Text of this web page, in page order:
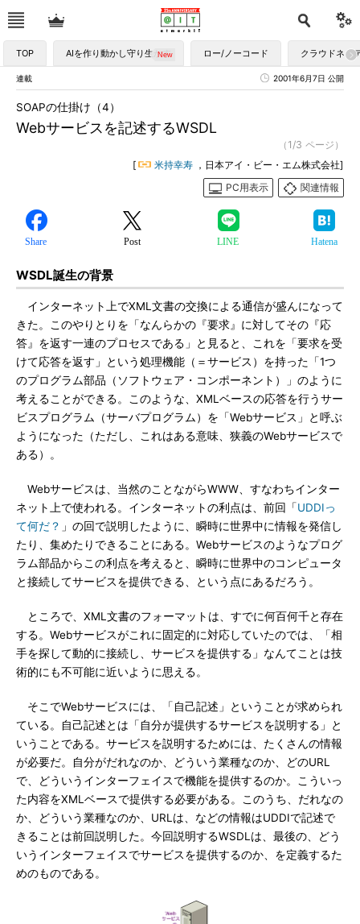
TOP AIを作り動かし守り生かす ロー/ノーコード クラウドネイ
連載 2001年6月7日 公開
Webサービスを記述するWSDL
SOAPの仕掛け（4）
（1/3 ページ）
[
米持幸寿 ，日本アイ・ビー・エム株式会社]
PC用表示
関連情報
Share Post LINE Hatena
WSDL誕生の背景
インターネット上でXML文書の交換による通信が盛んになって
きた。このやりとりを「なんらかの『要求』に対してその『応
答』を返す一連のプロセスである」と見ると、これを「要求を受
けて応答を返す」という処理機能（＝サービス）を持った「1つ
のプログラム部品（ソフトウェア・コンポーネント）」のように
考えることができる。このような、XMLベースの応答を行うサー
ビスプログラム（サーバプログラム）を「Webサービス」と呼ぶ
ようになった（ただし、これはある意味、狭義のWebサービスで
ある）。
Webサービスは、当然のことながらWWW、すなわちインター
ネット上で使われる。インターネットの利点は、前回「UDDIっ
て何だ？ 」の回で説明したように、瞬時に世界中に情報を発信し
たり、集めたりできることにある。Webサービスのようなプログ
ラム部品からこの利点を考えると、瞬時に世界中のコンピュータ
と接続してサービスを提供できる、という点にあるだろう。
ところで、XML文書のフォーマットは、すでに何百何千と存在
する。Webサービスがこれに固定的に対応していたのでは、「相
手を探して動的に接続し、サービスを提供する」なんてことは技
術的にも不可能に近いように思える。
そこでWebサービスには、「自己記述」ということが求められ
ている。自己記述とは「自分が提供するサービスを説明する」と
いうことである。サービスを説明するためには、たくさんの情報
が必要だ。自分がだれなのか、どういう業種なのか、どのURL
で、どういうインターフェイスで機能を提供するのか。こういっ
た内容をXMLベースで提供する必要がある。このうち、だれなの
か、どういう業種なのか、URLは、などの情報はUDDIで記述で
きることは前回説明した。今回説明するWSDLは、最後の、どう
いうインターフェイスでサービスを提供するのか、を定義するた
めのものである。